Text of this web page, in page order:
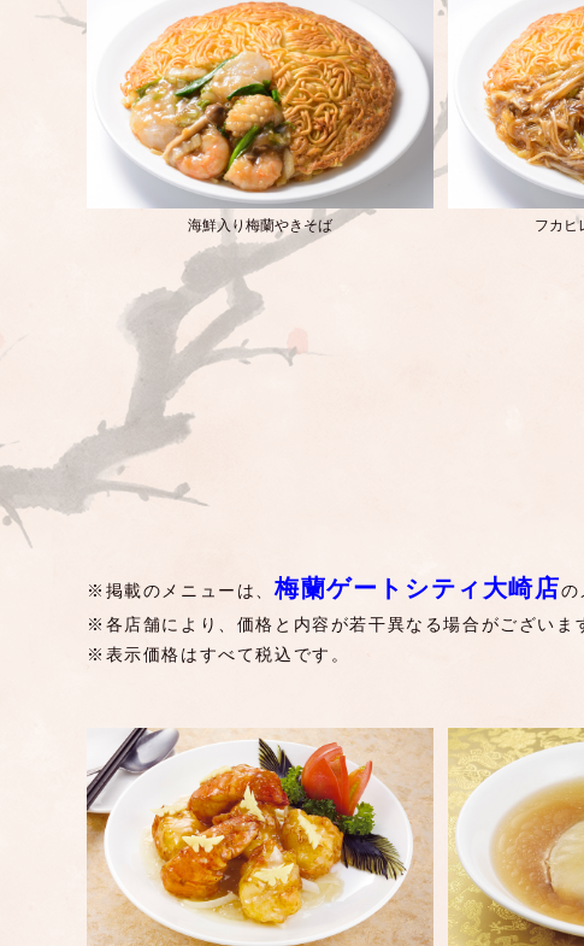
海鮮入り梅蘭やきそば フカヒ
※掲載のメニューは、梅蘭ゲートシティ大崎店の
※各店舗により、価格と内容が若干異なる場合がございま
※表示価格はすべて税込です。